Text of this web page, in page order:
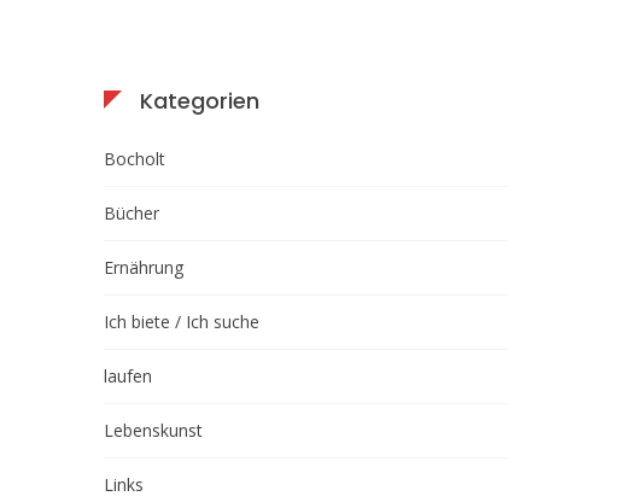
Kategorien
Bocholt
Bücher
Ernährung
Ich biete / Ich suche
laufen
Lebenskunst
Links